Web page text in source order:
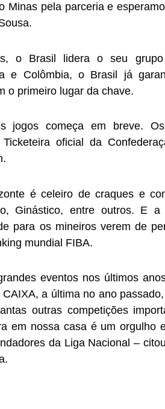
Minas pela parceria e
o Brasil lidera o seu
e Colômbia, o Brasil já
o primeiro lugar da chave.
jogos começa em breve.
oficial da
é celeiro de craques e
Ginástico, entre outros. E
para os mineiros verem de
mundial FIBA.
eventos nos últimos
a última no ano
outras competições
em nossa casa é um orgulho
da Liga Nacional –